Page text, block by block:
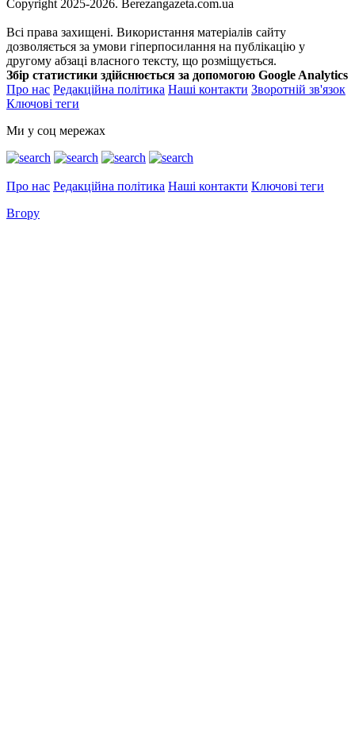
Copyright 2025-2026. Berezangazeta.com.ua
Всі права захищені. Використання матеріалів сайту
дозволяється за умови гіперпосилання на публікацію у
другому абзаці власного тексту, що розміщується.
Збір статистики здійснюється за допомогою Google Analytics
Про нас Редакційна політика Наші контакти Зворотній зв'язок
Ключові теги
Ми у соц мережах
Про нас Редакційна політика Наші контакти Ключові теги
Вгору